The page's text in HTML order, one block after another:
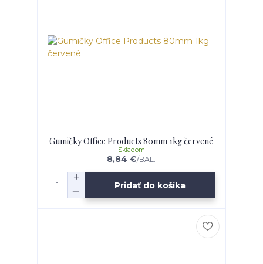
Gumičky Office Products 80mm 1kg červené
8,84 €/BAL.
Skladom
Pridať do košíka